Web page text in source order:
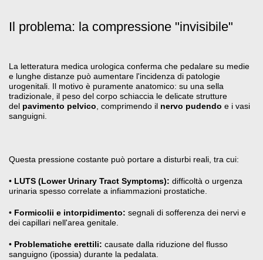
Il problema: la compressione "invisibile"
La letteratura medica urologica conferma che pedalare su medie
e lunghe distanze può aumentare l'incidenza di patologie
urogenitali. Il motivo è puramente anatomico: su una sella
tradizionale, il peso del corpo schiaccia le delicate strutture
del pavimento pelvico, comprimendo il nervo pudendo e i vasi
sanguigni.
Questa pressione costante può portare a disturbi reali, tra cui:
• LUTS (Lower Urinary Tract Symptoms): difficoltà o urgenza
urinaria spesso correlate a infiammazioni prostatiche.
• Formicolii e intorpidimento: segnali di sofferenza dei nervi e
dei capillari nell'area genitale.
• Problematiche erettili: causate dalla riduzione del flusso
sanguigno (ipossia) durante la pedalata.